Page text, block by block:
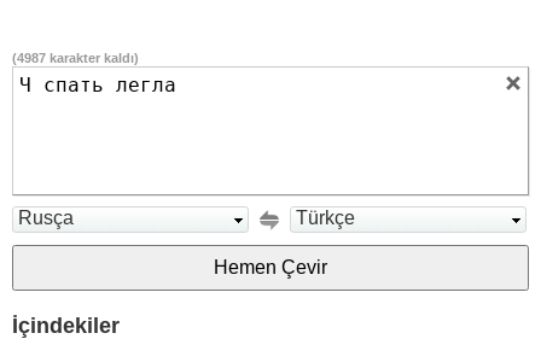
(4987 karakter kaldı)
Rusça Türkçe
İçindekiler